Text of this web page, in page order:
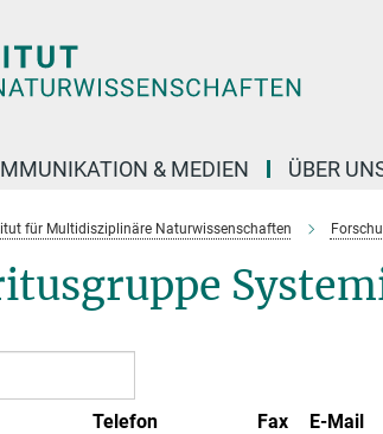
& MEDIEN ÜBER
für Multidisziplinäre Naturwissenschaften
Telefon Fax E-Mail